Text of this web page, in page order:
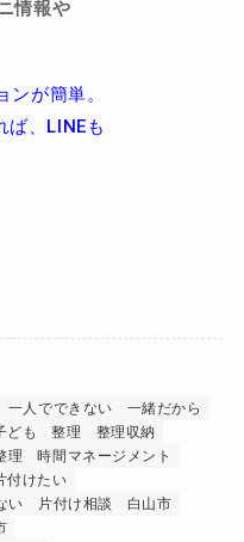
情報や
ンが簡単。
ば、LINEも
一人でできない
一緒だから
ども 整理
整理収納
理
時間マネージメント
付けたい
い 片付け相談
白山市